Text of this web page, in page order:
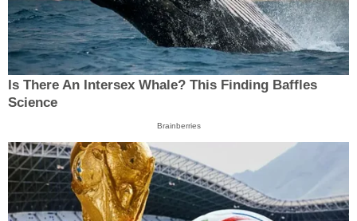
Is There An Intersex Whale? This Finding Baffles
Science
Brainberries